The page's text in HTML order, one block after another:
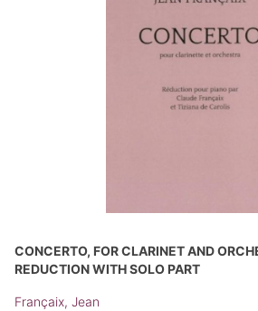
CONCERTO, FOR CLARINET AND
REDUCTION WITH SOLO PART
Françaix, Jean